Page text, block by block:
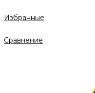
Избранные
Сравнение